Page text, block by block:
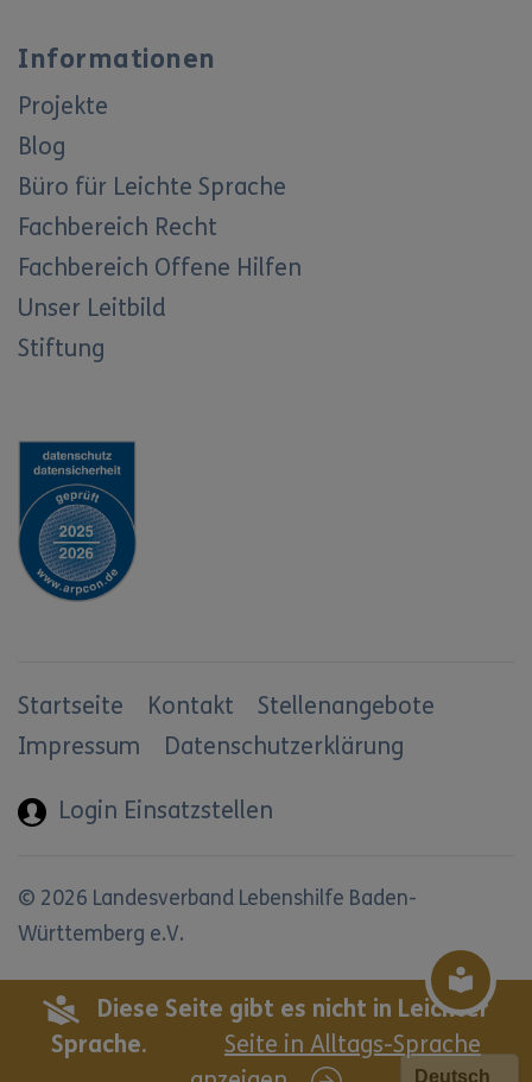
Informationen
Projekte
Blog
Büro für Leichte Sprache
Fachbereich Recht
Fachbereich Offene Hilfen
Unser Leitbild
Stiftung
Startseite Kontakt
Stellenangebote
Impressum
Datenschutzerklärung
Login Einsatzstellen
© 2026 Landesverband Lebenshilfe Baden-
Württemberg e.V.
Cookie-Einstellungen
Diese Seite gibt es nicht in Leichter
Sprache.
Seite in Alltags-Sprache